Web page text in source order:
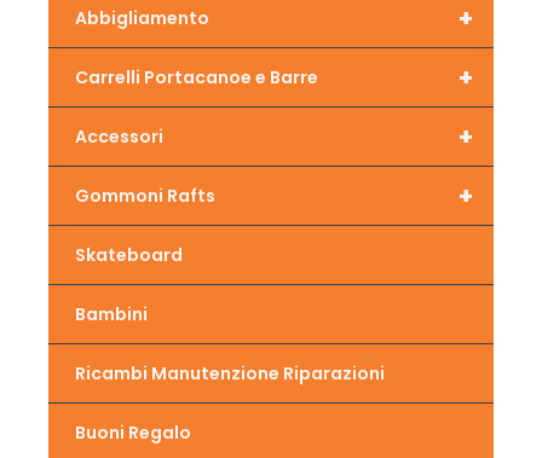
+
Abbigliamento
+
Carrelli Portacanoe e Barre
+
Accessori
+
Gommoni Rafts
Skateboard
Bambini
Ricambi Manutenzione Riparazioni
Buoni Regalo